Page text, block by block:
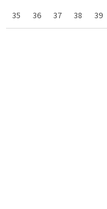
35
36 37 38 39